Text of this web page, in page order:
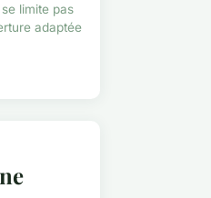
limite pas
adaptée